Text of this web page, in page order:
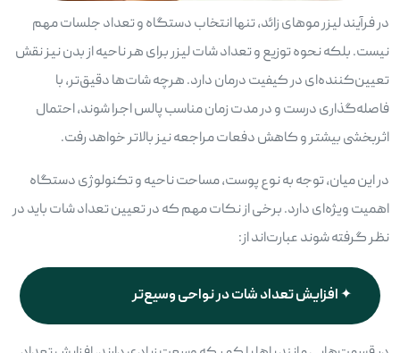
در فرآیند لیزر موهای زائد، تنها انتخاب دستگاه و تعداد جلسات مهم
نیست. بلکه نحوه توزیع و تعداد شات لیزر برای هر ناحیه از بدن نیز نقش
تعیین‌کننده‌ای در کیفیت درمان دارد. هرچه شات‌ها دقیق‌تر، با
فاصله‌گذاری درست و در مدت زمان مناسب پالس اجرا شوند، احتمال
اثربخشی بیشتر و کاهش دفعات مراجعه نیز بالاتر خواهد رفت.
در این میان، توجه به نوع پوست، مساحت ناحیه و تکنولوژی دستگاه
اهمیت ویژه‌ای دارد. برخی از نکات مهم که در تعیین تعداد شات باید در
نظر گرفته شوند عبارت‌اند از:
افزایش تعداد شات در نواحی وسیع‌تر